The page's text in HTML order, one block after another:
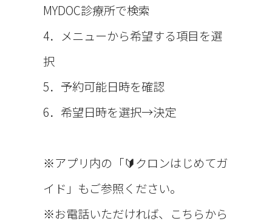
MYDOC診療所で検索
4．メニューから希望する項目を選
択
5．予約可能日時を確認
6．希望日時を選択→決定
※アプリ内の「🔰クロンはじめてガ
イド」もご参照ください。
※お電話いただければ、こちらから